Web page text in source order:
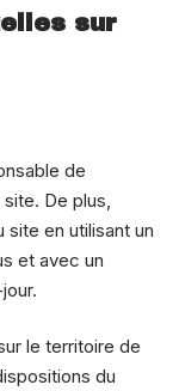
sur
de
De plus,
site en utilisant un
et avec un
le territoire de
du